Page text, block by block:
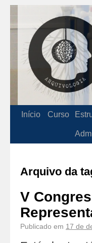
Início Curso
Arquivo da
V
Publicado em 17 de